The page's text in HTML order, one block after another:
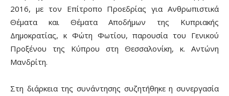
2016, με τον Επίτροπο Προεδρίας για Ανθρωπιστικά
Θέματα και Θέματα Αποδήμων της Κυπριακής
Δημοκρατίας, κ Φώτη Φωτίου, παρουσία του Γενικού
Προξένου της Κύπρου στη Θεσσαλονίκη, κ. Αντώνη
Μανδρίτη.
Στη διάρκεια της συνάντησης συζητήθηκε η συνεργασία